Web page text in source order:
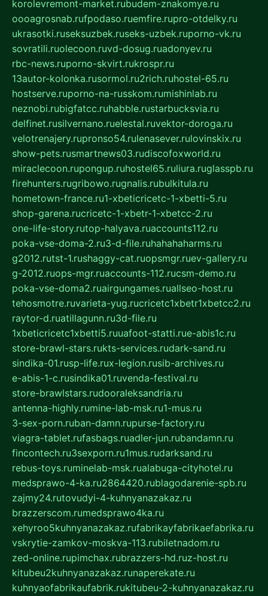
korolevremont-market.rubudem-znakomye.ru
oooagrosnab.rufpodaso.ruemfire.rupro-otdelky.ru
ukrasotki.ruseksuzbek.ruseks-uzbek.ruporno-vk.ru
sovratili.ruolecoon.ruvd-dosug.ruadonyev.ru
rbc-news.ruporno-skvirt.rukrospr.ru
13autor-kolonka.rusormol.ru2rich.ruhostel-65.ru
hostserve.ruporno-na-russkom.rumishinlab.ru
neznobi.rubigfatcc.ruhabble.rustarbucksvia.ru
delfinet.rusilvernano.ruelestal.ruvektor-doroga.ru
velotrenajery.rupronso54.rulenasever.rulovinskix.ru
show-pets.rusmartnews03.rudiscofoxworld.ru
miraclecoon.rupongup.ruhostel65.ruliura.ruglasspb.ru
firehunters.rugribowo.rugnalis.rubulkitula.ru
hometown-france.ru1-xbeticricetc-1-xbetti-5.ru
shop-garena.rucricetc-1-xbetr-1-xbetcc-2.ru
one-life-story.rutop-halyava.ruaccounts112.ru
poka-vse-doma-2.ru3-d-file.ruhahahaharms.ru
g2012.rutst-1.rushaggy-cat.ruopsmgr.ruev-gallery.ru
g-2012.ruops-mgr.ruaccounts-112.rucsm-demo.ru
poka-vse-doma2.ruairgungames.ruallseo-host.ru
tehosmotre.ruvarieta-yug.rucricetc1xbetr1xbetcc2.ru
raytor-d.ruatillagunn.ru3d-file.ru
1xbeticricetc1xbetti5.ruuafoot-statti.rue-abis1c.ru
store-brawl-stars.rukts-services.rudark-sand.ru
sindika-01.rusp-life.rux-legion.rusib-archives.ru
e-abis-1-c.rusindika01.ruvenda-festival.ru
store-brawlstars.rudooraleksandria.ru
antenna-highly.rumine-lab-msk.ru1-mus.ru
3-sex-porn.ruban-damn.rupurse-factory.ru
viagra-tablet.rufasbags.ruadler-jun.rubandamn.ru
fincontech.ru3sexporn.ru1mus.rudarksand.ru
rebus-toys.ruminelab-msk.rualabuga-cityhotel.ru
medsprawo-4-ka.ru2864420.rublagodarenie-spb.ru
zajmy24.rutovudyi-4-kuhnyanazakaz.ru
brazzerscom.rumedsprawo4ka.ru
xehyroo5kuhnyanazakaz.rufabrikayfabrikaefabrika.ru
vskrytie-zamkov-moskva-113.rubiletnadom.ru
zed-online.rupimchax.rubrazzers-hd.ruz-host.ru
kitubeu2kuhnyanazakaz.runaperekate.ru
kuhnyaofabrikaufabrik.rukitubeu-2-kuhnyanazakaz.ru